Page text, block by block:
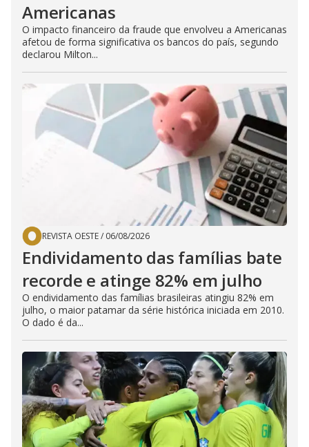
Americanas
O impacto financeiro da fraude que envolveu a Americanas
afetou de forma significativa os bancos do país, segundo
declarou Milton...
REVISTA OESTE/ 06/08/2026
Endividamento das famílias bate
recorde e atinge 82% em julho
O endividamento das famílias brasileiras atingiu 82% em
julho, o maior patamar da série histórica iniciada em 2010.
O dado é da...